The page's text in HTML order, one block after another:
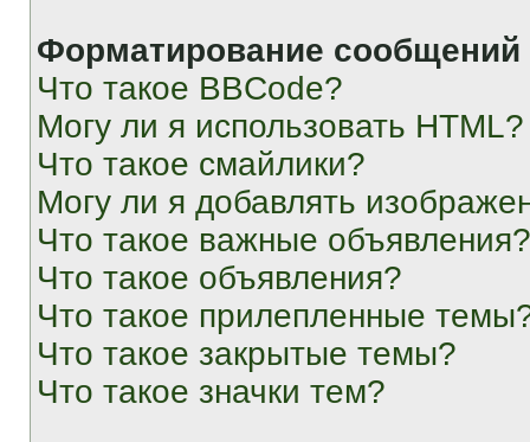
Форматирование
Что такое BBCode?
Могу ли я использовать HTML?
Что такое смайлики?
Могу ли я добавлять
Что такое важные объявления?
Что такое объявления?
Что такое прилепленные
Что такое закрытые темы?
Что такое значки тем?